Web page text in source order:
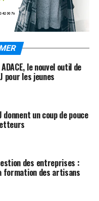
le nouvel outil de
pour les jeunes
donnent un coup de pouce
des entreprises :
formation des artisans